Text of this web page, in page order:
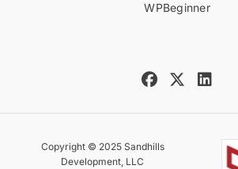
WPBeginner
Copyright © 2025 Sandhills
Development, LLC